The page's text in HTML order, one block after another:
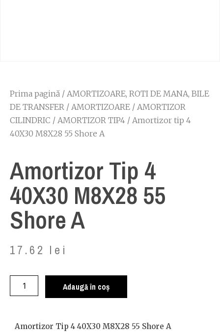
Prima pagină / AMORTIZOARE, ROTI DE MANA, BILE
DE TRANSFER / AMORTIZOARE / AMORTIZOR
CILINDRIC / AMORTIZOR TIP4 / Amortizor tip 4
40X30 M8X28 55 Shore A
Amortizor Tip 4
40X30 M8X28 55
Shore A
17.62 lei
Adaugă în coș
Amortizor Tip 4 40X30 M8X28 55 Shore A